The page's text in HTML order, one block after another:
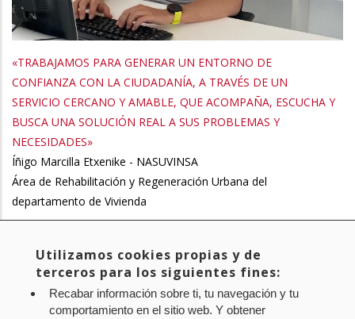
«TRABAJAMOS PARA GENERAR UN ENTORNO DE
CONFIANZA CON LA CIUDADANÍA, A TRAVÉS DE UN
SERVICIO CERCANO Y AMABLE, QUE ACOMPAÑA, ESCUCHA Y
BUSCA UNA SOLUCIÓN REAL A SUS PROBLEMAS Y
NECESIDADES»
Íñigo Marcilla Etxenike - NASUVINSA
Área de Rehabilitación y Regeneración Urbana del
departamento de Vivienda
Paginación
Página
actual
Page
2 Page
3 Page
4 Page
5 Page
6 Page
7
página
Última
página
Último »
Utilizamos cookies propias y de
terceros para los siguientes fines:
Recabar información sobre ti, tu navegación y tu
comportamiento en el sitio web. Y obtener